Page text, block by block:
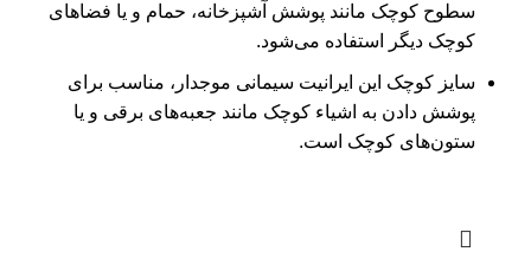
سطوح کوچک مانند پوشش آشپزخانه، حمام و یا فضاهای
کوچک دیگر استفاده می‌شود.
سایز کوچک این ایرانیت سیمانی موجدار، مناسب برای
پوشش دادن به اشیاء کوچک مانند جعبه‌های برقی و یا
ستون‌های کوچک است.